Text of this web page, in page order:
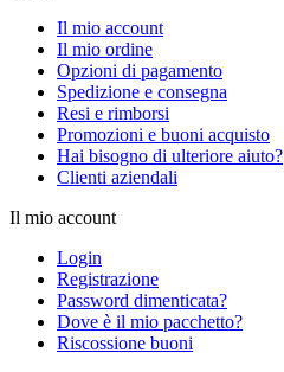
Il mio account
Il mio ordine
Opzioni di pagamento
Spedizione e consegna
Resi e rimborsi
Promozioni e buoni acquisto
Hai bisogno di ulteriore aiuto?
Clienti aziendali
Il mio account
Login
Registrazione
Password dimenticata?
Dove è il mio pacchetto?
Riscossione buoni